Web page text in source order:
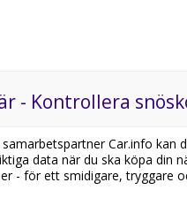
- Kontrollera
samarbetspartner Car.info kan
data när du ska köpa din
- för ett smidigare, tryggare